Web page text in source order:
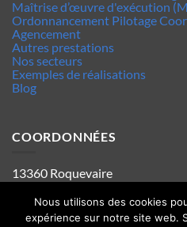
Maîtrise d’œuvre d'exécution
Ordonnancement Pilotage
Agencement
Autres prestations
Nos secteurs
Exemples de réalisations
Blog
COORDONNÉES
13360 Roquevaire
Tel : 06.63.70.62.44
Mentions legales
Politique de confidentialité
Nous utilisons des cookies
expérience sur notre site web.